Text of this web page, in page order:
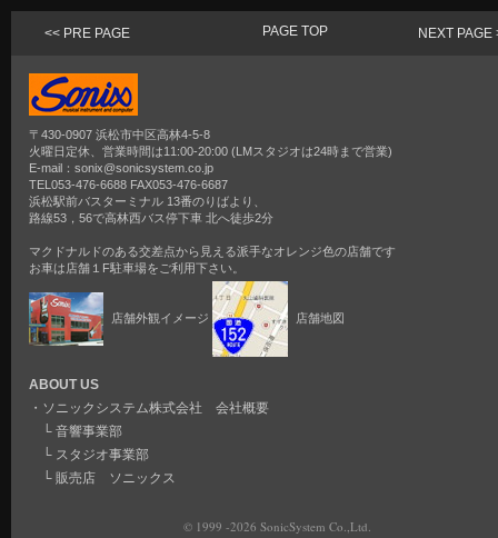
<< PRE PAGE NEXT PAGE
PAGE TOP
〒430-0907 浜松市中区高林4-5-8
火曜日定休、営業時間は11:00-20:00 (LMスタジオは24時まで営業)
E-mail：sonix@sonicsystem.co.jp
TEL053-476-6688 FAX053-476-6687
浜松駅前バスターミナル 13番のりばより、
路線53，56で高林西バス停下車 北へ徒歩2分
マクドナルドのある交差点から見える派手なオレンジ色の店舗です
お車は店舗１F駐車場をご利用下さい。
店舗外観イメージ 店舗地図
ABOUT US
・ ソニックシステム株式会社 会社概要
└ 音響事業部
└ スタジオ事業部
└ 販売店 ソニックス
© 1999 -2026 SonicSystem Co.,Ltd.